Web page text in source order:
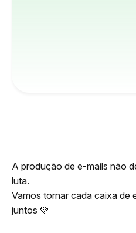
A produção de e-mails não
luta.
Vamos tornar cada caixa de
juntos 💚